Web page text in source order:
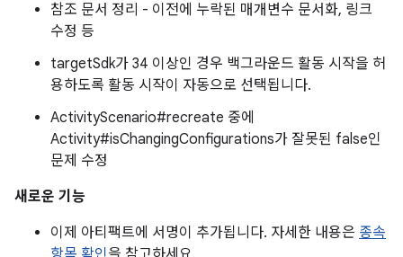
참조 문서 정리 - 이전에 누락된 매개변수 문서화, 링크
수정 등
targetSdk가 34 이상인 경우 백그라운드 활동 시작을 허
용하도록 활동 시작이 자동으로 선택됩니다.
ActivityScenario#recreate 중에
Activity#isChangingConfigurations가 잘못된 false인
문제 수정
새로운 기능
이제 아티팩트에 서명이 추가됩니다. 자세한 내용은 종속